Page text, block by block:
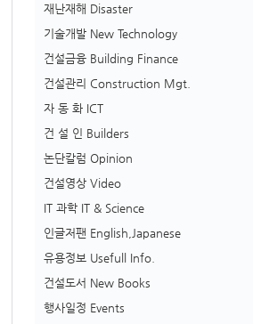
재난재해 Disaster
기술개발 New Technology
건설금융 Building Finance
건설관리 Construction Mgt.
자 동 화 ICT
건 설 인 Builders
논단칼럼 Opinion
건설영상 Video
IT 과학 IT & Science
인글저팬 English,Japanese
유용정보 Usefull Info.
건설도서 New Books
행사일정 Events